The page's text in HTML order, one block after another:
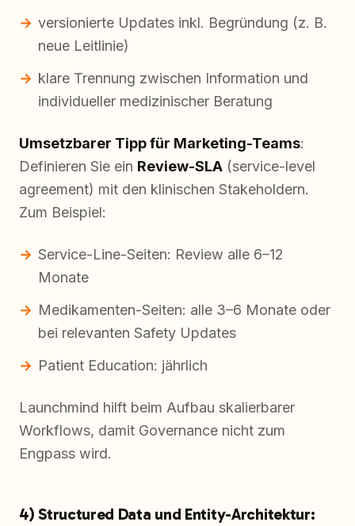
versionierte Updates inkl. Begründung (z. B.
neue Leitlinie)
klare Trennung zwischen Information und
individueller medizinischer Beratung
Umsetzbarer Tipp für Marketing-Teams:
Definieren Sie ein Review-SLA (service-level
agreement) mit den klinischen Stakeholdern.
Zum Beispiel:
Service-Line-Seiten: Review alle 6–12
Monate
Medikamenten-Seiten: alle 3–6 Monate oder
bei relevanten Safety Updates
Patient Education: jährlich
Launchmind hilft beim Aufbau skalierbarer
Workflows, damit Governance nicht zum
Engpass wird.
4) Structured Data und Entity-Architektur: